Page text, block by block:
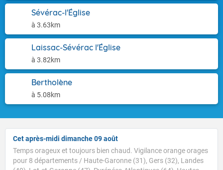
Sévérac-l'Église
à 3.63km
Laissac-Sévérac l'Église
à 3.82km
Bertholène
à 5.08km
Cet après-midi dimanche 09 août
Temps orageux et toujours bien chaud. Vigilance orange orages
pour 8 départements / Haute-Garonne (31), Gers (32), Landes